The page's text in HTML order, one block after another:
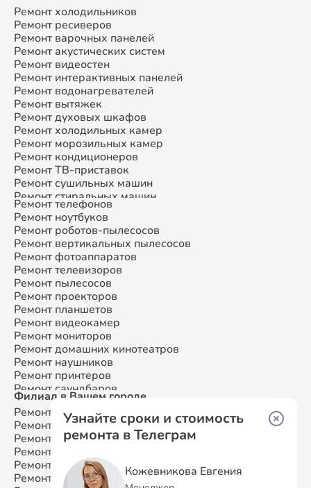
Ремонт холодильников
Ремонт ресиверов
Ремонт варочных панелей
Ремонт акустических систем
Ремонт видеостен
Ремонт интерактивных панелей
Ремонт водонагревателей
Ремонт вытяжек
Ремонт духовых шкафов
Ремонт холодильных камер
Ремонт морозильных камер
Ремонт кондиционеров
Ремонт ТВ-приставок
Ремонт сушильных машин
Ремонт стиральных машин
Ремонт микроволновых печей
Ремонт смарт-часов
Ремонт атс
Ремонт сплит-систем
Ремонт телефонов
Ремонт ноутбуков
Ремонт роботов-пылесосов
Ремонт вертикальных пылесосов
Ремонт фотоаппаратов
Ремонт телевизоров
Ремонт пылесосов
Ремонт проекторов
Ремонт планшетов
Ремонт видеокамер
Ремонт мониторов
Ремонт домашних кинотеатров
Ремонт наушников
Ремонт принтеров
Ремонт саундбаров
Ремонт VR систем
Ремонт сабвуферов
Ремонт посудомоечных машин
Филиал в Вашем городе
Ремонт SamsungМосква
Ремонт SamsungСанкт-Петербург
Ремонт SamsungКраснодар
Ремонт Samsung
Ремонт Samsung Нижний Новгород
Ремонт SamsungНовосибирск
Узнайте сроки и стоимость
ремонта в Телеграм
Кожевникова Евгения